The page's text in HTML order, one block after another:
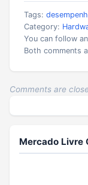
Tags:
Category:
You can follow
Both comments
Comments are
Mercado Livre